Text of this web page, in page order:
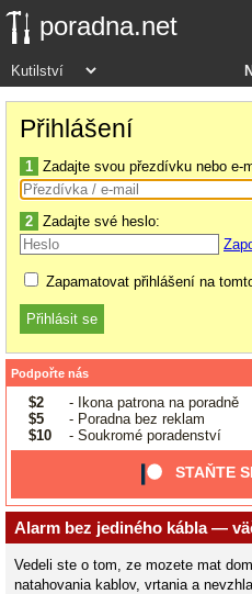
poradna.net
Přihlášení
1 Zadajte svou přezdívku nebo e-
2 Zadajte své heslo:
Zapamatovat přihlášení na
Podpořte nás
$2
- Ikona patrona na poradně
$5
- Poradna bez reklam
$10
- Soukromé poradenství
STAŇTE
Alarm bez jediného kábla —
Vedeli ste o tom, ze mozete mat
natahovania kablov, vrtania a